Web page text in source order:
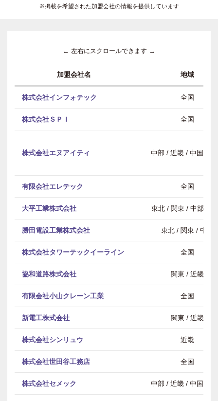
※掲載を希望された加盟会社の情報を提供しています
← 左右にスクロールできます →
加盟会社名 地域
株式会社インフォテック 全国
株式会社ＳＰＩ 全国
株式会社エヌアイティ 中部 / 近畿 / 中国・
有限会社エレテック 全国
大平工業株式会社 東北 / 関東 / 中部 / 近
勝田電設工業株式会社 東北 / 関東 / 中部
株式会社タワーテックイーライン 全国
協和道路株式会社 関東 / 近畿
有限会社小山クレーン工業 全国
新電工株式会社 関東 / 近畿
株式会社シンリュウ 近畿
株式会社世田谷工務店 全国
株式会社セメック 中部 / 近畿 / 中国・